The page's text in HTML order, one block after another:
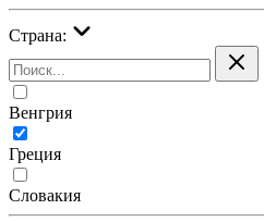
Страна:
Венгрия
Греция
Словакия